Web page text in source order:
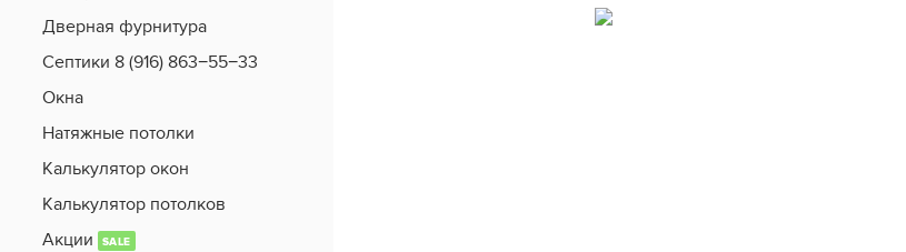
Дверная фурнитура
Септики 8 (916) 863−55−33
Окна
Натяжные потолки
Калькулятор окон
Калькулятор потолков
Акции
SALE